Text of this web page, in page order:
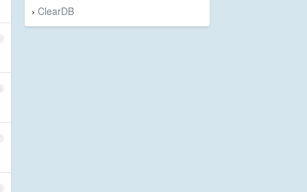
› ClearDB